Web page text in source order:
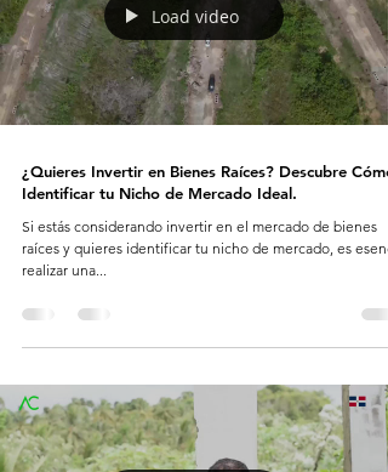
Load video
¿Quieres Invertir en Bienes Raíces? Descubre Cómo
Identificar tu Nicho de Mercado Ideal.
Si estás considerando invertir en el mercado de bienes
raíces y quieres identificar tu nicho de mercado, es
realizar una...